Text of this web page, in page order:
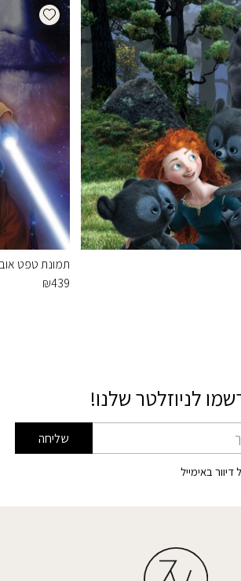
wishlist
תמונת טפט אובי
₪439
לניוזלטר שלנו!
שליחה
באימייל